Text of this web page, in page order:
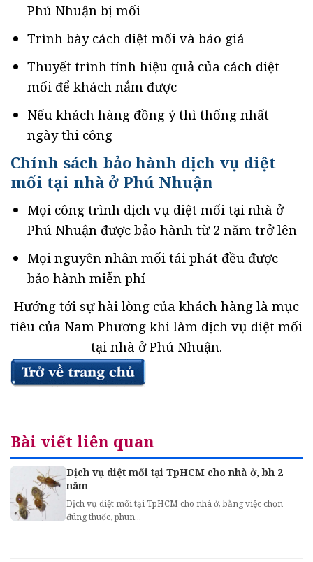
Phú Nhuận bị mối
Trình bày cách diệt mối và báo giá
Thuyết trình tính hiệu quả của cách diệt
mối để khách nắm được
Nếu khách hàng đồng ý thì thống nhất
ngày thi công
Chính sách bảo hành dịch vụ diệt
mối tại nhà ở Phú Nhuận
Mọi công trình dịch vụ diệt mối tại nhà ở
Phú Nhuận được bảo hành từ 2 năm trở lên
Mọi nguyên nhân mối tái phát đều được
bảo hành miễn phí
Hướng tới sự hài lòng của khách hàng là mục
tiêu của Nam Phương khi làm dịch vụ diệt mối
tại nhà ở Phú Nhuận.
Bài viết liên quan
Dịch vụ diệt mối tại TpHCM cho nhà ở, bh 2
năm
Dịch vụ diệt mối tại TpHCM cho nhà ở, bằng việc chọn
đúng thuốc, phun...